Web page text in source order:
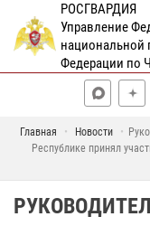
РОСГВАРДИЯ
Управление
национальной
Федерации по
Главная Новости
Республике принял